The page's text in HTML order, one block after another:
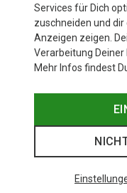
Services für Dich
zuschneiden und
Anzeigen zeigen.
Verarbeitung Deiner
Mehr Infos findest